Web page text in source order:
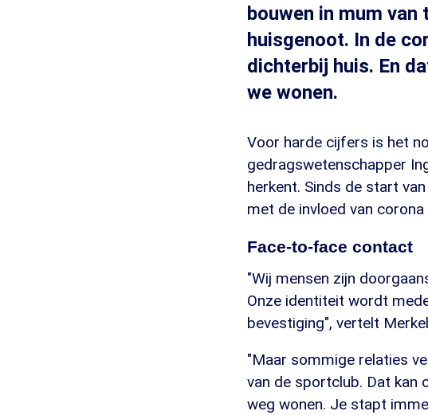
bouwen in mum
huisgenoot. In de
dichterbij huis. En
we wonen.
Voor harde cijfers is het
gedragswetenschapper
herkent. Sinds de start
met de invloed van
Face-to-face contact
"Wij mensen zijn
Onze identiteit wordt
bevestiging", vertelt
"Maar sommige relaties
van de sportclub. Dat kan
weg wonen. Je stapt